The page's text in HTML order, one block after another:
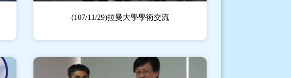
(107/11/29)拉曼大學學術交流